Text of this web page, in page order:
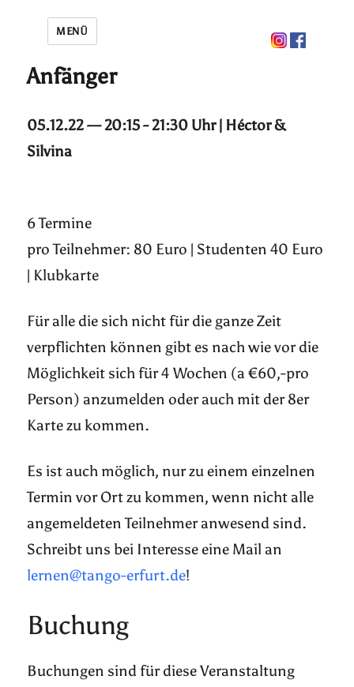
MENÜ
Anfänger
05.12.22 — 20:15 - 21:30 Uhr | Héctor &
Silvina
6 Termine
pro Teilnehmer: 80 Euro | Studenten 40 Euro
| Klubkarte
Für alle die sich nicht für die ganze Zeit
verpflichten können gibt es nach wie vor die
Möglichkeit sich für 4 Wochen (a €60,-pro
Person) anzumelden oder auch mit der 8er
Karte zu kommen.
Es ist auch möglich, nur zu einem einzelnen
Termin vor Ort zu kommen, wenn nicht alle
angemeldeten Teilnehmer anwesend sind.
Schreibt uns bei Interesse eine Mail an
lernen@tango-erfurt.de!
Buchung
Buchungen sind für diese Veranstaltung